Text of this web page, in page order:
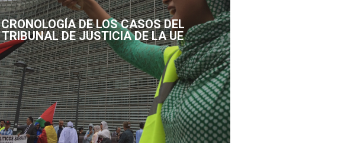
CRONOLOGÍA DE LOS CASOS DEL
TRIBUNAL DE JUSTICIA DE LA UE